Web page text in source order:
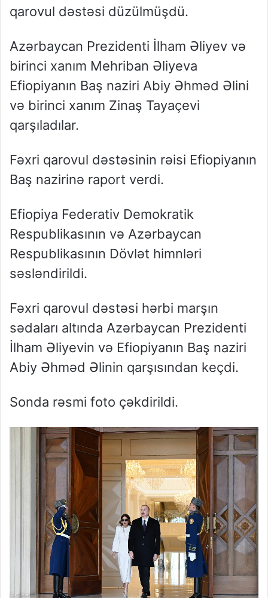
qarovul dəstəsi düzülmüşdü.
Azərbaycan Prezidenti İlham Əliyev və
birinci xanım Mehriban Əliyeva
Efiopiyanın Baş naziri Abiy Əhməd Əlini
və birinci xanım Zinaş Tayaçevi
qarşıladılar.
Fəxri qarovul dəstəsinin rəisi Efiopiyanın
Baş nazirinə raport verdi.
Efiopiya Federativ Demokratik
Respublikasının və Azərbaycan
Respublikasının Dövlət himnləri
səsləndirildi.
Fəxri qarovul dəstəsi hərbi marşın
sədaları altında Azərbaycan Prezidenti
İlham Əliyevin və Efiopiyanın Baş naziri
Abiy Əhməd Əlinin qarşısından keçdi.
Sonda rəsmi foto çəkdirildi.